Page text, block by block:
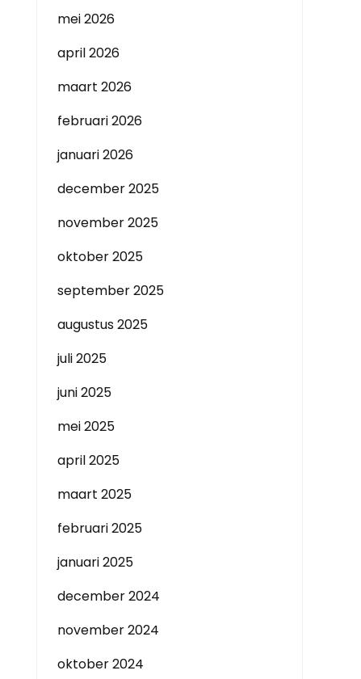
mei 2026
april 2026
maart 2026
februari 2026
januari 2026
december 2025
november 2025
oktober 2025
september 2025
augustus 2025
juli 2025
juni 2025
mei 2025
april 2025
maart 2025
februari 2025
januari 2025
december 2024
november 2024
oktober 2024